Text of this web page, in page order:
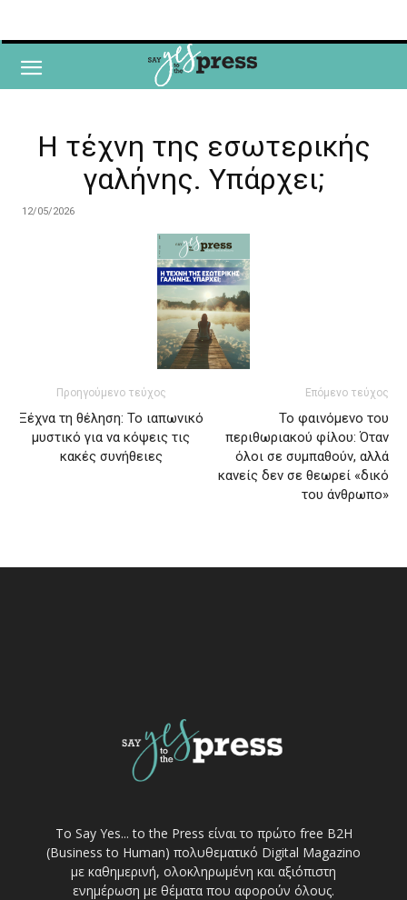
Η τέχνη της εσωτερικής
γαλήνης. Υπάρχει;
12/05/2026
Προηγούμενο τεύχος
Ξέχνα τη θέληση: Το ιαπωνικό
μυστικό για να κόψεις τις
κακές συνήθειες
Επόμενο τεύχος
Το φαινόμενο του
περιθωριακού φίλου: Όταν
όλοι σε συμπαθούν, αλλά
κανείς δεν σε θεωρεί «δικό
του άνθρωπο»
Το Say Yes... to the Press είναι το πρώτο free Β2Η
(Business to Human) πολυθεματικό Digital Magazino
με καθημερινή, ολοκληρωμένη και αξιόπιστη
ενημέρωση με θέματα που αφορούν όλους.